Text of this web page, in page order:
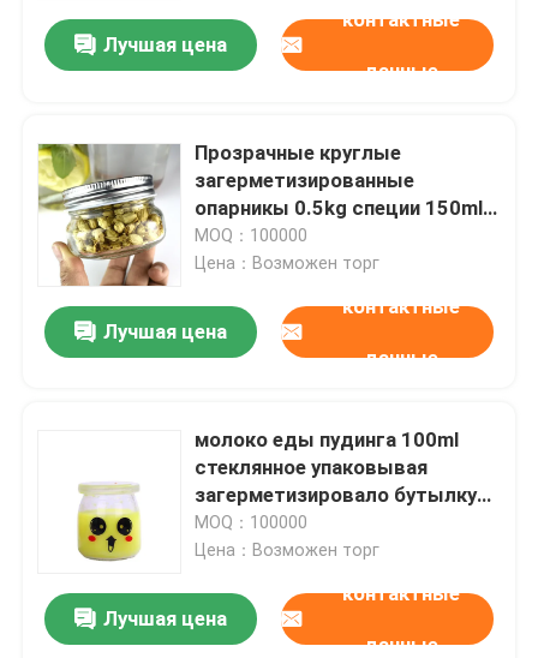
Лучшая цена
контактные
данные
Прозрачные круглые
загерметизированные
опарникы 0.5kg специи 150ml
хранения белые стеклянные
MOQ：100000
Цена：Возможен торг
Лучшая цена
контактные
данные
молоко еды пудинга 100ml
стеклянное упаковывая
загерметизировало бутылку
3.4oz хранения
MOQ：100000
Цена：Возможен торг
Лучшая цена
контактные
данные